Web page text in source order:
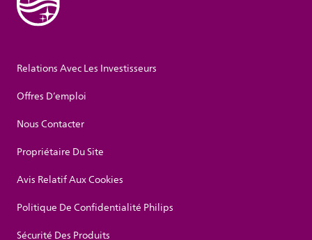
Relations Avec Les Investisseurs
Offres D’emploi
Nous Contacter
Propriétaire Du Site
Avis Relatif Aux Cookies
Politique De Confidentialité Philips
Sécurité Des Produits